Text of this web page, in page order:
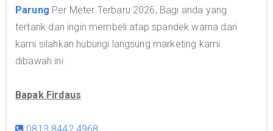
Parung Per Meter Terbaru 2026, Bagi anda yang
tertarik dan ingin membeli atap spandek warna dari
kami silahkan hubungi langsung marketing kami
dibawah ini.
Bapak Firdaus